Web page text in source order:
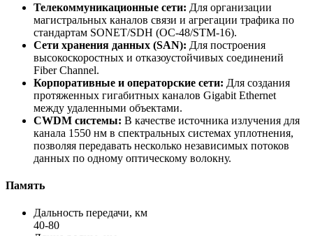
Телекоммуникационные сети: Для организации
магистральных каналов связи и агрегации трафика по
стандартам SONET/SDH (OC-48/STM-16).
Сети хранения данных (SAN): Для построения
высокоскоростных и отказоустойчивых соединений
Fiber Channel.
Корпоративные и операторские сети: Для создания
протяженных гигабитных каналов Gigabit Ethernet
между удаленными объектами.
CWDM системы: В качестве источника излучения для
канала 1550 нм в спектральных системах уплотнения,
позволяя передавать несколько независимых потоков
данных по одному оптическому волокну.
Память
Дальность передачи, км
40-80